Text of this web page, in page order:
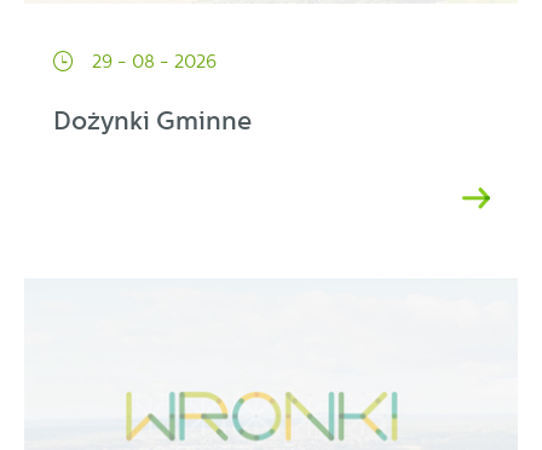
29 - 08 - 2026
Dożynki Gminne